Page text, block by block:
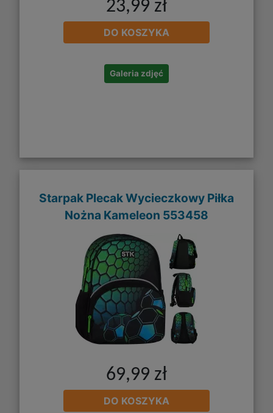
23,99 zł
DO KOSZYKA
Galeria zdjęć
Starpak Plecak Wycieczkowy Piłka
Nożna Kameleon 553458
69,99 zł
DO KOSZYKA